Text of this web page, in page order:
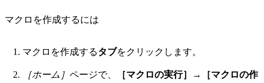
マクロを作成するには
マクロを作成するタブをクリックします。
［ホーム］ ページで、 ［マクロの実行］ →
［マクロの作